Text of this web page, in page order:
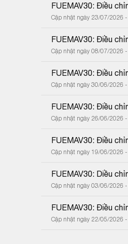
FUEMAV30: Điều
Cập nhật ngày 23/07/2026
FUEMAV30: Điều
Cập nhật ngày 08/07/2026
FUEMAV30: Điều
Cập nhật ngày 30/06/2026
FUEMAV30: Điều
Cập nhật ngày 26/06/2026
FUEMAV30: Điều
Cập nhật ngày 19/06/2026
FUEMAV30: Diều
Cập nhật ngày 03/06/2026
FUEMAV30: Điều
Cập nhật ngày 22/05/2026